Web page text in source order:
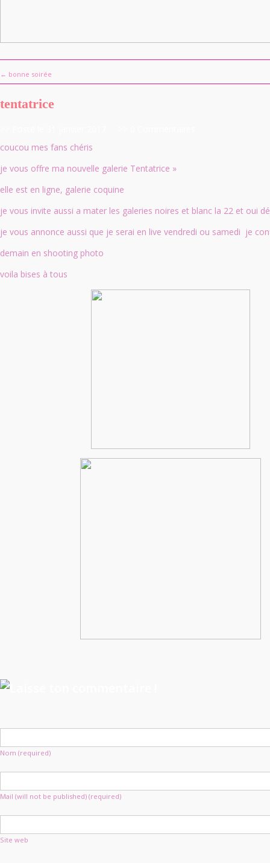
← bonne soirée
tentatrice
coucou mes fans chéris
je vous offre ma nouvelle galerie Tentatrice »
elle est en ligne, galerie coquine
je vous invite aussi a mater les galeries noires et blanc la 22 et oui
je vous annonce aussi que je serai en live vendredi ou samedi je
demain en shooting photo
voila bises à tous
Nom (required)
Mail (will not be published) (required)
Site web